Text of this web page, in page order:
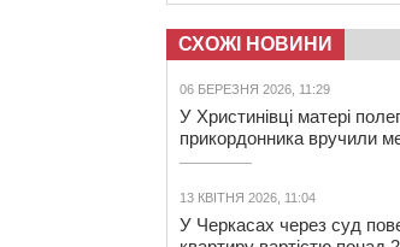
СХОЖІ НОВИНИ
06 БЕРЕЗНЯ 2026, 11:29
У Христинівці матері
прикордонника вручили
13 КВІТНЯ 2026, 11:04
У Черкасах через суд